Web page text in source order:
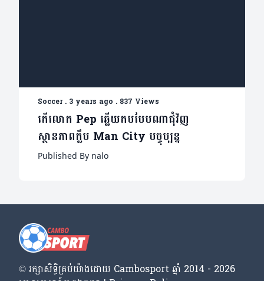
Soccer. 3 years ago . 837 Views
តើលោក Pep ឆ្លើយតបបែបណាជុំវិញ
ស្ថានភាពក្លឹប Man City បច្ចុប្បន្ន
Published By nalo
© រក្សា​សិទ្ធិ​គ្រប់​យ៉ាង​ដោយ​ Cambosport ឆ្នាំ 2014 - 2026